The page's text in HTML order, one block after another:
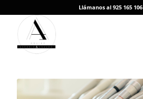
Llámanos al 925 165 106